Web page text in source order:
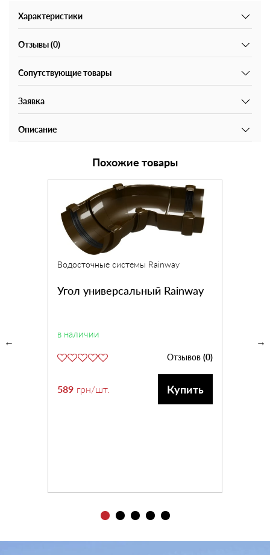
Характеристики
Отзывы (0)
Сопутствующие товары
Заявка
Описание
Похожие товары
Водосточные системы Rainway
Угол универсальный Rainway
в наличии
Отзывов (0)
589 грн/шт. Купить